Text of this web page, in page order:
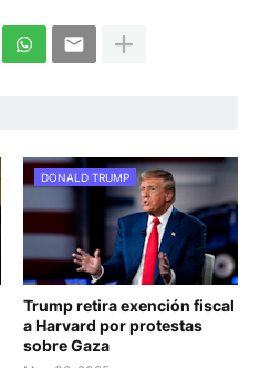
DONALD TRUMP
Trump retira exención fiscal
a Harvard por protestas
sobre Gaza